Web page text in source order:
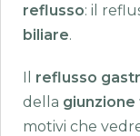
reflusso: il
biliare.
Il reflusso
della
motivi che